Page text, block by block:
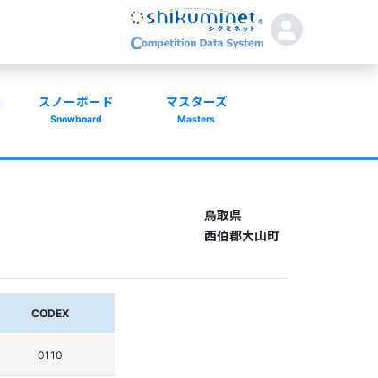
スノーボード
Snowboard
マスターズ
Masters
鳥取県
西伯郡大山町
CODEX
0110